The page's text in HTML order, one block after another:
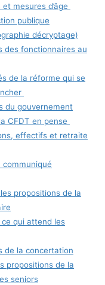
mesures d’âge
publique
décryptage)
des fonctionnaires au
de la réforme qui se
du gouvernement
CFDT en pense
effectifs et retraite
propositions de la
qui attend les
de la concertation
propositions de la
seniors